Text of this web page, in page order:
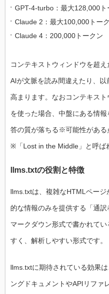
GPT-4-turbo：最大128,000ト
Claude 2：最大100,000トー
Claude 4：200,000トークン
コンテキストウィンドウを超
AIが文脈を読み間違えたり、
高まります。なおコンテキス
を使った場合、中盤にある情
答の質が落ちる※可能性がある
※「Lost in the Middle」と呼ば
llms.txtの役割と特徴
llms.txtは、複雑なHTMLペー
的な情報のみを提供する「通訳
マークダウン形式で書かれて
すく、解析しやすい形式です。
llms.txtに期待されている効果
ングドキュメントやAPIリファ